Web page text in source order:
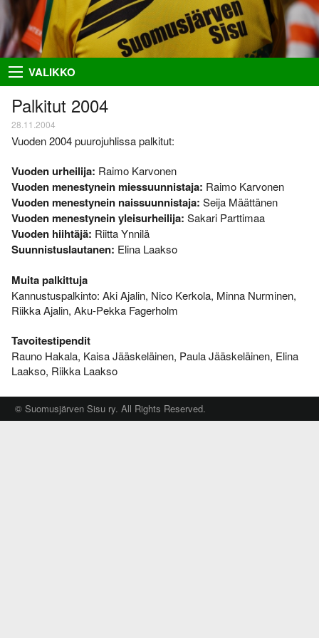
VALIKKO
Takaisin
Hiihto
Palloilu- ja yleisurheilu
Suunnistus
Uutiset
Kalenteri
Menneitä
Takaisin
Riston Hölkkä
Ykkössuunnat
Salon Seudun Rastiviesti 2023
Karjalan Liiton
suunnistusmestaruuskilpailut
28.8.2021
Varsinais-Suomen Rastipäivät
8.–9.8.2020
Varsinais-Suomen AM-yö
7.9.2018
Varsinais-Suomen AM-
Tulosarkisto
Takaisin
Kuvat
Puvut
Ilmoittautumisohjeet
Irma
Netti-ilmo
JÄSENTEN SIVUJA
Intranet
Takaisin
Seuraesittely
Organisaatio
Facebook
Flickr
RSS
Palkitut 2004
28.11.2004
Vuoden 2004 puurojuhlissa palkitut:
Vuoden urheilija: Raimo Karvonen
Vuoden menestynein miessuunnistaja: Raimo Karvonen
Vuoden menestynein naissuunnistaja: Seija Määttänen
Vuoden menestynein yleisurheilija: Sakari Parttimaa
Vuoden hiihtäjä: Riitta Ynnilä
Suunnistuslautanen: Elina Laakso
Muita palkittuja
Kannustuspalkinto: Aki Ajalin, Nico Kerkola, Minna Nurminen,
Riikka Ajalin, Aku-Pekka Fagerholm
Tavoitestipendit
Rauno Hakala, Kaisa Jääskeläinen, Paula Jääskeläinen, Elina
Laakso, Riikka Laakso
© Suomusjärven Sisu ry. All Rights Reserved.